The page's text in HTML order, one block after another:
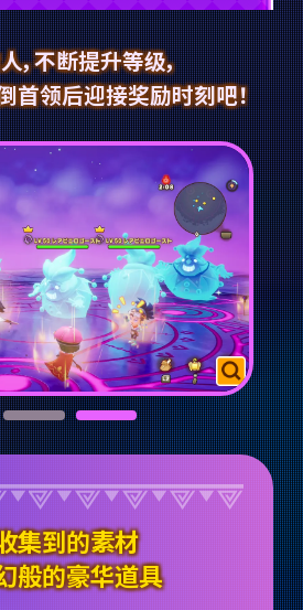
，不断提升等级，
首领后迎接奖励时刻吧！
集到的素材
般的豪华道具